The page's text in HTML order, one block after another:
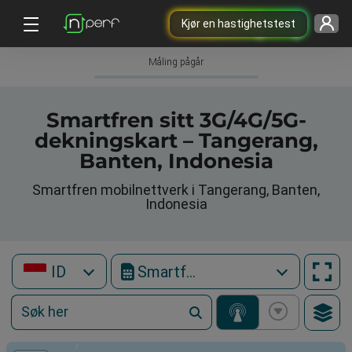
Kjør en hastighetstest
Måling pågår
Smartfren sitt 3G/4G/5G-
dekningskart – Tangerang,
Banten, Indonesia
Smartfren mobilnettverk i Tangerang, Banten,
Indonesia
ID Smartfren